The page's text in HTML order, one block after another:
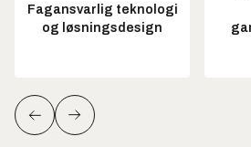
Fagansvarlig teknologi
og løsningsdesign